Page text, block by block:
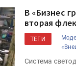
В «Бизнес
вторая
ТЕГИ
Система